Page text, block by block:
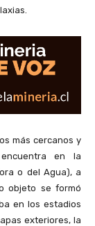
más cercanos y
en la
o del Agua), a
objeto se formó
en los estadios
exteriores, la